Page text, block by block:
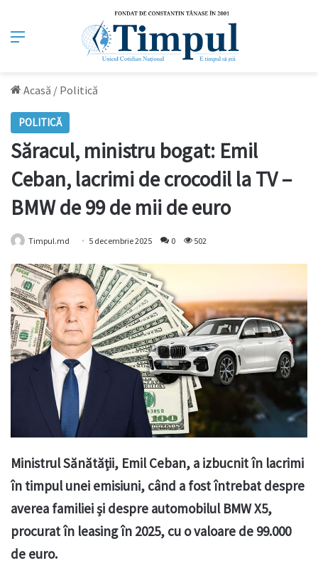
Meniu
Acasă / Politică
POLITICĂ
Săracul, ministru bogat: Emil
Ceban, lacrimi de crocodil la TV –
BMW de 99 de mii de euro
Timpul.md 5 decembrie 2025 0 502
Ministrul Sănătății, Emil Ceban, a izbucnit în lacrimi
în timpul unei emisiuni, când a fost întrebat despre
averea familiei și despre automobilul BMW X5,
procurat în leasing în 2025, cu o valoare de 99.000
de euro.